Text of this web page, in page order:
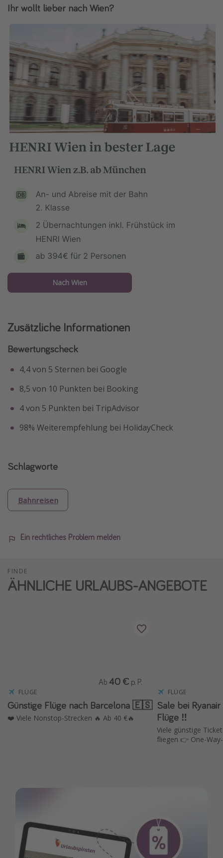
Ihr wollt lieber nach Wien?
Nach Wien
Zusätzliche Informationen
Bewertungscheck
4,4 von 5 Sternen bei Google
8,5 von 10 Punkten bei Booking
4 von 5 Punkten bei TripAdvisor
98% Weiterempfehlung bei HolidayCheck
Schlagworte
Bahnreisen
Ein rechtliches Problem melden
FINDE
ÄHNLICHE URLAUBS-ANGEBOTE
FLÜGE
Günstige Flüge nach Barcelona 🇪🇸
❤️ Viele Nonstop-Strecken 🔥 Ab 40 €🔥
Ab 40 € p. P.
FLÜGE
Sale bei Ryanair ✈️ 15 %
Flüge ‼️
Viele günstige
fliegen 👉 One-